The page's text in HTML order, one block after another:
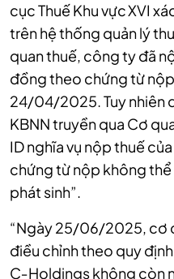
cục Thuế Khu vực XVI
trên hệ thống quản lý
quan thuế, công ty đã
đồng theo chứng từ
24/04/2025. Tuy nhiên
KBNN truyền qua Cơ
ID nghĩa vụ nộp thuế
chứng từ nộp không
phát sinh”.
“Ngày 25/06/2025, cơ
điều chỉnh theo quy
C‑Holdings không còn